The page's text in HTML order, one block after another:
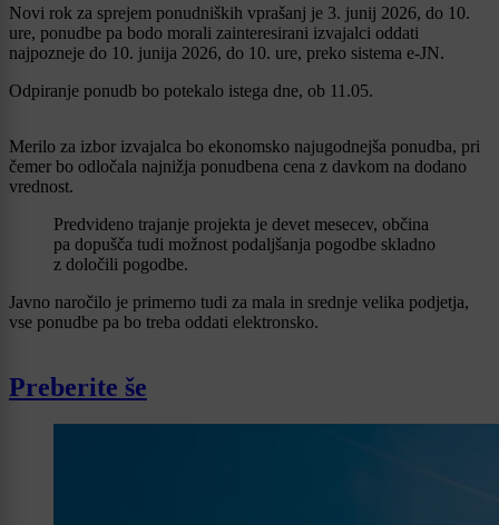
Novi rok za sprejem ponudniških vprašanj je 3. junij 2026, do 10.
ure, ponudbe pa bodo morali zainteresirani izvajalci oddati
najpozneje do 10. junija 2026, do 10. ure, preko sistema e-JN.
Odpiranje ponudb bo potekalo istega dne, ob 11.05.
Merilo za izbor izvajalca bo ekonomsko najugodnejša ponudba, pri
čemer bo odločala najnižja ponudbena cena z davkom na dodano
vrednost.
Predvideno trajanje projekta je devet mesecev, občina
pa dopušča tudi možnost podaljšanja pogodbe skladno
z določili pogodbe.
Javno naročilo je primerno tudi za mala in srednje velika podjetja,
vse ponudbe pa bo treba oddati elektronsko.
Preberite še